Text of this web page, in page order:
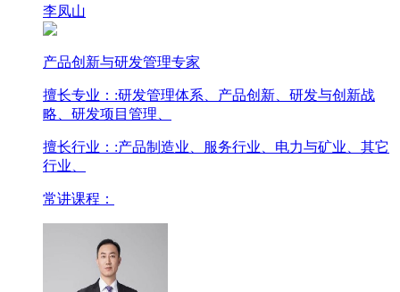
李凤山
产品创新与研发管理专家
擅长专业： :研发管理体系、产品创新、研发与创新战
略、研发项目管理、
擅长行业： :产品制造业、服务行业、电力与矿业、其它
行业、
常讲课程：